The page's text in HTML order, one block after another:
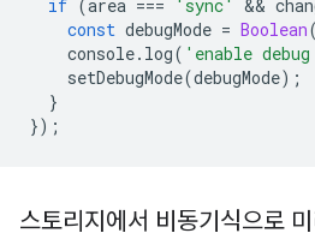
if (area === 'sync' &&
const debugMode = Boolean(
console. log( 'enable debug
setDebugMode(debugMode);
}
});
스토리지에서 비동기식으로